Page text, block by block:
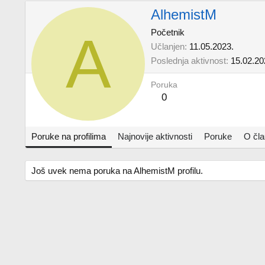
A
AlhemistM
Početnik
Učlanjen 11.05.2023.
Poslednja aktivnost
Poruka
0
Poruke na profilima Najnovije aktivnosti Poruke O
Još uvek nema poruka na AlhemistM profilu.